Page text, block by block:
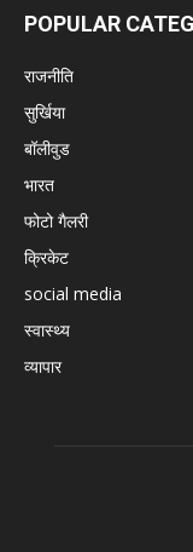
POPULAR
राजनीति
सुर्खिया
बॉलीवुड
भारत
फोटो गैलरी
क्रिकेट
social media
स्वास्थ्य
व्यापार